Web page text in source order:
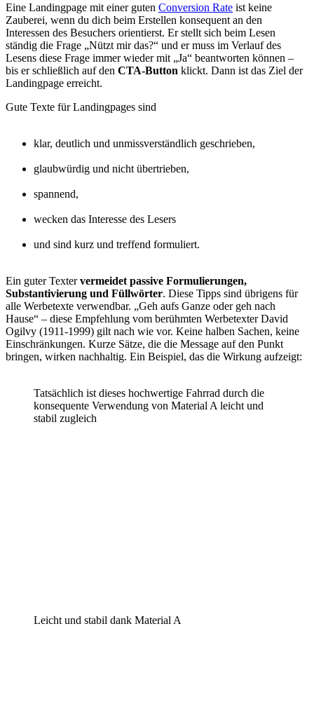
Eine Landingpage mit einer guten Conversion Rate ist keine
Zauberei, wenn du dich beim Erstellen konsequent an den
Interessen des Besuchers orientierst. Er stellt sich beim Lesen
ständig die Frage „Nützt mir das?“ und er muss im Verlauf des
Lesens diese Frage immer wieder mit „Ja“ beantworten können –
bis er schließlich auf den CTA-Button klickt. Dann ist das Ziel der
Landingpage erreicht.
Gute Texte für Landingpages sind
klar, deutlich und unmissverständlich geschrieben,
glaubwürdig und nicht übertrieben,
spannend,
wecken das Interesse des Lesers
und sind kurz und treffend formuliert.
Ein guter Textervermeidet passive Formulierungen,
Substantivierung und Füllwörter. Diese Tipps sind übrigens für
alle Werbetexte verwendbar. „Geh aufs Ganze oder geh nach
Hause“ – diese Empfehlung vom berühmten Werbetexter David
Ogilvy (1911-1999) gilt nach wie vor. Keine halben Sachen, keine
Einschränkungen. Kurze Sätze, die die Message auf den Punkt
bringen, wirken nachhaltig. Ein Beispiel, das die Wirkung aufzeigt:
Tatsächlich ist dieses hochwertige Fahrrad durch die
konsequente Verwendung von Material A leicht und
stabil zugleich
Leicht und stabil dank Material A